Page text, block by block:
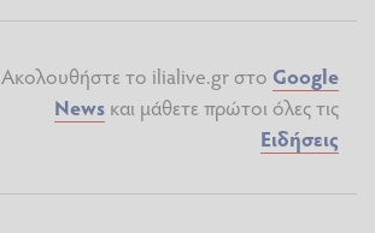
Ακολουθήστε το ilialive.gr στο Google
News και μάθετε πρώτοι όλες τις
Ειδήσεις